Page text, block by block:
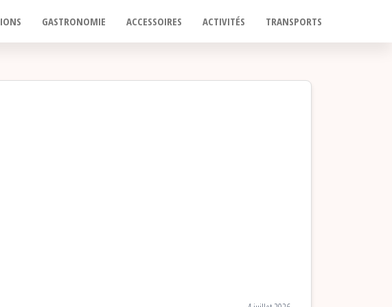
GASTRONOMIE ACCESSOIRES ACTIVITÉS TRANSPORTS